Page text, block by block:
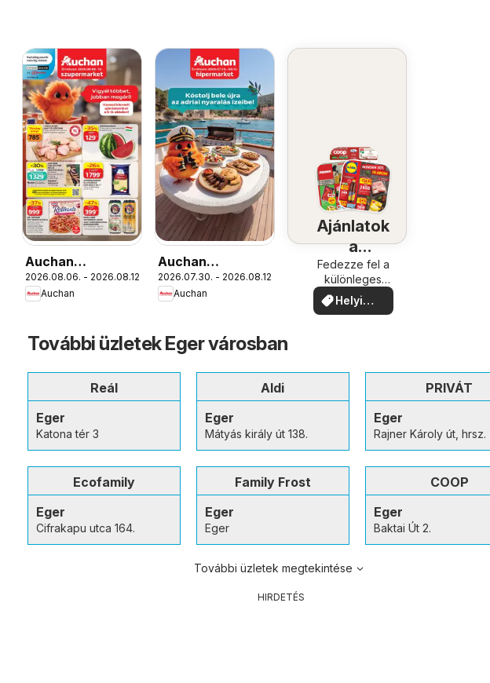
Auchan
Szupermarket
akciós újság
2026.08.06. - 2026.08.12.
Auchan
Auchan
Nemzetközi
konyha ajánlatok
2026.07.30. - 2026.08.12.
Auchan
Ajánlatok
a
közelében
Fedezze fel a
különleges
ajánlatokat
Helyi
ajánlatok
További üzletek Eger városban
Reál
Eger
Katona tér 3
Aldi
Eger
Mátyás király út 138.
PRIVÁT
Eger
Rajner Károly út, hrsz.
Ecofamily
Eger
Cifrakapu utca 164.
Family Frost
Eger
Eger
COOP
Eger
Baktai Út 2.
További üzletek megtekintése
HIRDETÉS